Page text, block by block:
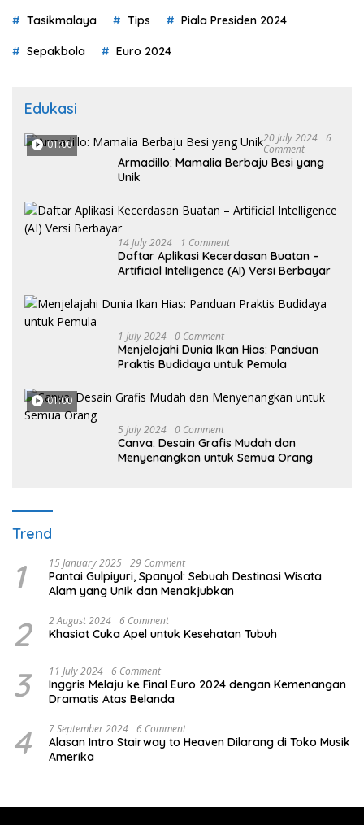
Tasikmalaya Tips Piala Presiden 2024
Sepakbola Euro 2024
Edukasi
01:00 20 July 2024
6
Comment
Armadillo: Mamalia Berbaju Besi yang
Unik
14 July 2024 1 Comment
Daftar Aplikasi Kecerdasan Buatan –
Artificial Intelligence (AI) Versi Berbayar
1 July 2024 0 Comment
Menjelajahi Dunia Ikan Hias: Panduan
Praktis Budidaya untuk Pemula
01:00
5 July 2024 0 Comment
Canva: Desain Grafis Mudah dan
Menyenangkan untuk Semua Orang
Trend
1 15 January 2025 29 Comment
Pantai Gulpiyuri, Spanyol: Sebuah Destinasi Wisata
Alam yang Unik dan Menakjubkan
2 2 August 2024 6 Comment
Khasiat Cuka Apel untuk Kesehatan Tubuh
3 11 July 2024 6 Comment
Inggris Melaju ke Final Euro 2024 dengan Kemenangan
Dramatis Atas Belanda
4 7 September 2024 6 Comment
Alasan Intro Stairway to Heaven Dilarang di Toko Musik
Amerika